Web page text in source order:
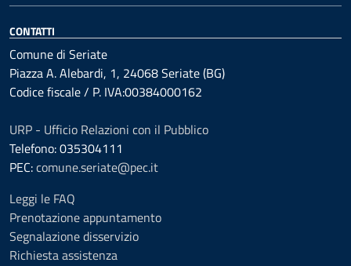
CONTATTI
Comune di Seriate
Piazza A. Alebardi, 1, 24068 Seriate (BG)
Codice fiscale / P. IVA:00384000162
URP - Ufficio Relazioni con il Pubblico
Telefono: 035304111
PEC:comune.seriate@pec.it
Leggi le FAQ
Prenotazione appuntamento
Segnalazione disservizio
Richiesta assistenza